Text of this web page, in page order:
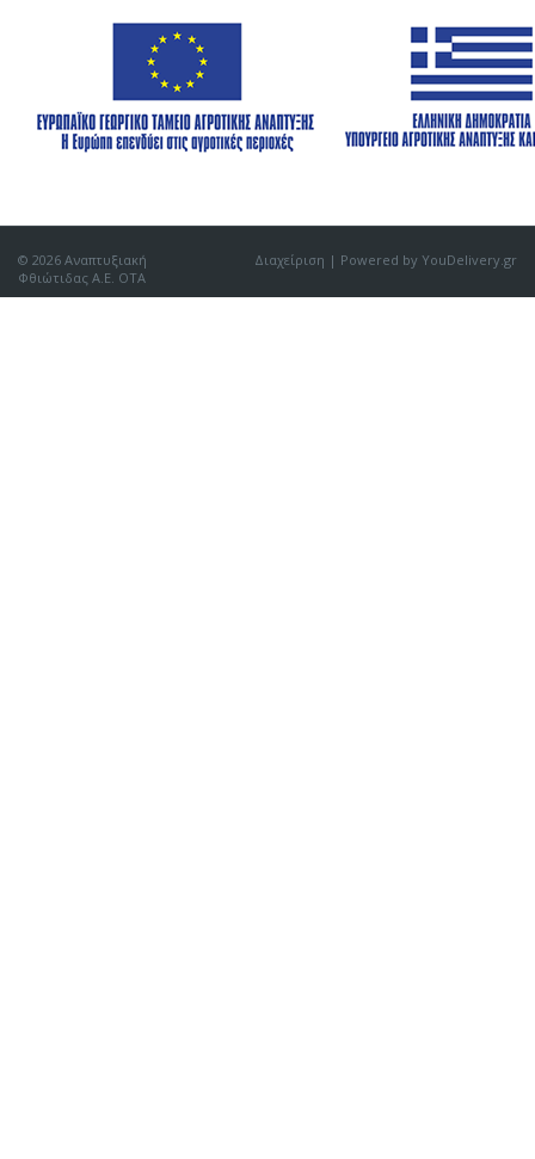
© 2026 Αναπτυξιακή
Φθιώτιδας Α.Ε. ΟΤΑ
Διαχείριση | Powered by YouDelivery.gr